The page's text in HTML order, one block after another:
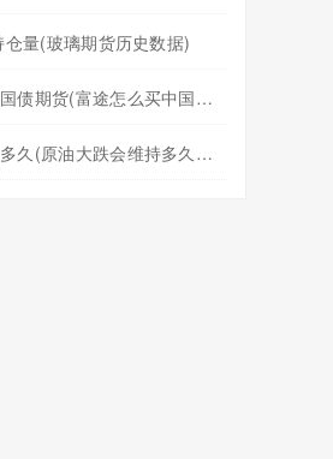
量(玻璃期货历史数据)
富途怎么买中国国债期货(富途怎么买中国国债期货交易)
原油大跌会维持多久(原油大跌会维持多久的价值)